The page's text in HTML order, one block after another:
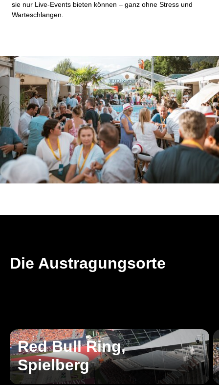
sie nur Live-Events bieten können – ganz ohne Stress und
Warteschlangen.
Die Austragungsorte
Red Bull Ring,
Spielberg